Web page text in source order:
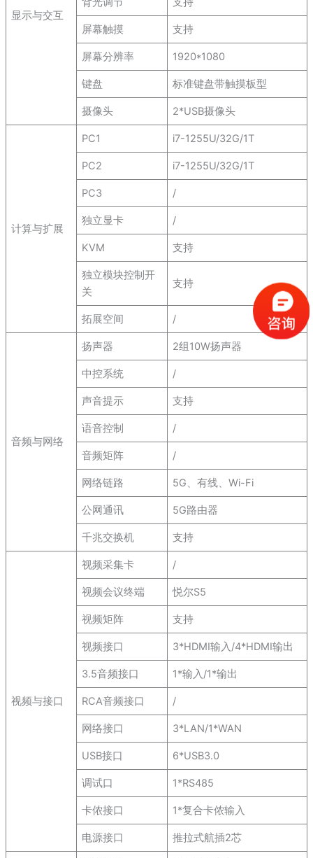
显示与交互
屏幕触摸 支持
屏幕分辨率 1920*1080
键盘 标准键盘带触摸板型
摄像头 2*USB摄像头
计算与扩展
PC1 i7-1255U/32G/1T
PC2 i7-1255U/32G/1T
PC3 /
独立显卡 /
KVM 支持
独立模块控制开
关
支持
拓展空间 /
音频与网络
扬声器 2组10W扬声器
中控系统 /
声音提示 支持
语音控制 /
音频矩阵 /
网络链路 5G、有线、Wi-Fi
公网通讯 5G路由器
千兆交换机 支持
视频与接口
视频采集卡 /
视频会议终端 悦尔S5
视频矩阵 支持
视频接口 3*HDMI输入/4*HDMI输出
3.5音频接口 1*输入/1*输出
RCA音频接口 /
网络接口 3*LAN/1*WAN
USB接口 6*USB3.0
调试口 1*RS485
卡侬接口 1*复合卡侬输入
电源接口 推拉式航插2芯